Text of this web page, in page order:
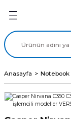
Ekran Panel
Data Kablo
Anasayfa Notebook